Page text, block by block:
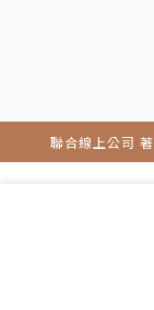
聯合線上公司